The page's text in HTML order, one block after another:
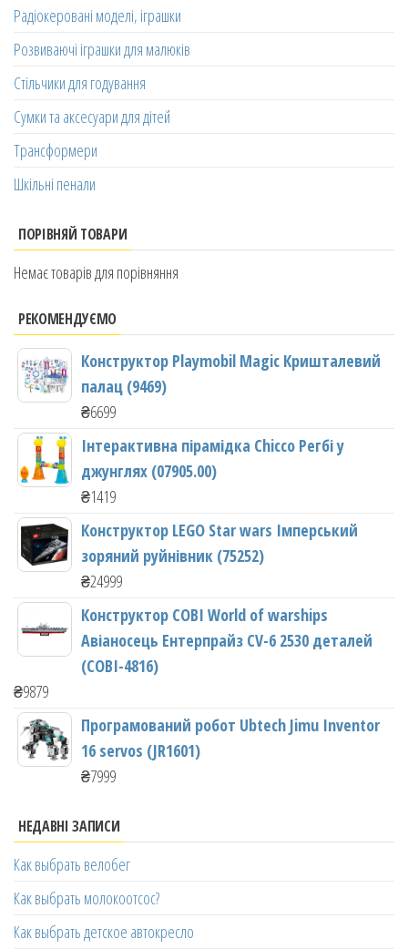
Радіокеровані моделі, іграшки
Розвиваючі іграшки для малюків
Стільчики для годування
Сумки та аксесуари для дітей
Трансформери
Шкільні пенали
ПОРІВНЯЙ ТОВАРИ
Немає товарів для порівняння
РЕКОМЕНДУЄМО
Конструктор Playmobil Magic Кришталевий
палац (9469)
₴6699
Інтерактивна пірамідка Chicco Регбі у
джунглях (07905.00)
₴1419
Конструктор LEGO Star wars Імперський
зоряний руйнівник (75252)
₴24999
Конструктор COBI World of warships
Авіаносець Ентерпрайз CV-6 2530 деталей
(COBI-4816)
₴9879
Програмований робот Ubtech Jimu Inventor
16 servos (JR1601)
₴7999
НЕДАВНІ ЗАПИСИ
Как выбрать велобег
Как выбрать молокоотсос?
Как выбрать детское автокресло